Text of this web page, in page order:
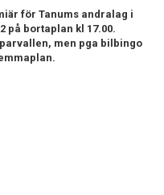
för Tanums andralag i
på bortaplan kl 17.00.
men pga bilbingo